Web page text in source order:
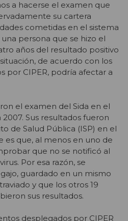
a hacerse el examen que
su cartera
cometidas en el sistema
persona que se hizo el
años del resultado positivo
de acuerdo con los
por CIPER, podría afectar a
el examen del Sida en el
Sus resultados fueron
de Salud Pública (ISP) en el
es que, al menos en uno de
que no se notificó al
Por esa razón, se
guardado en un mismo
y que los otros 19
sus resultados.
desplegados por CIPER